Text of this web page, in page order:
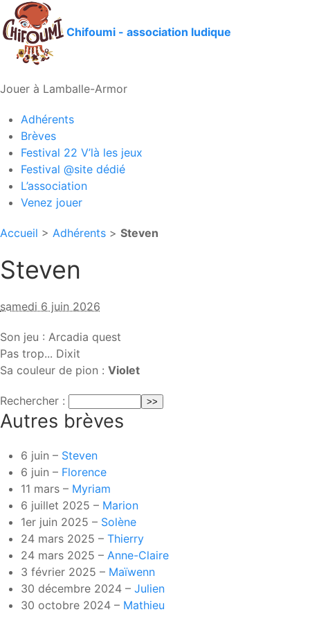
Chifoumi - association ludique
Jouer à Lamballe-Armor
Adhérents
Brèves
Festival 22 V’là les jeux
Festival @site dédié
L’association
Venez jouer
Accueil > Adhérents > Steven
Steven
samedi 6 juin 2026
Son jeu : Arcadia quest
Pas trop... Dixit
Sa couleur de pion : Violet
Rechercher :
Autres brèves
6 juin – Steven
6 juin – Florence
11 mars – Myriam
6 juillet 2025 – Marion
1er juin 2025 – Solène
24 mars 2025 – Thierry
24 mars 2025 – Anne-Claire
3 février 2025 – Maïwenn
30 décembre 2024 – Julien
30 octobre 2024 – Mathieu